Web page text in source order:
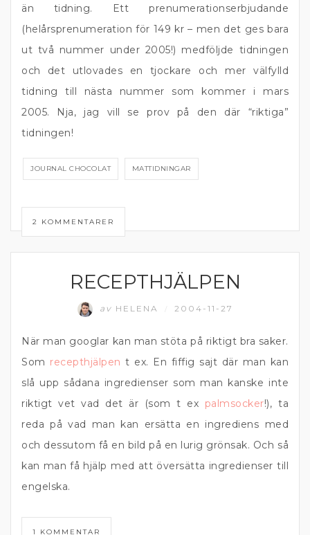
än tidning. Ett prenumerationserbjudande
(helårsprenumeration för 149 kr – men det ges bara
ut två nummer under 2005!) medföljde tidningen
och det utlovades en tjockare och mer välfylld
tidning till nästa nummer som kommer i mars
2005. Nja, jag vill se prov på den där “riktiga”
tidningen!
JOURNAL CHOCOLAT MATTIDNINGAR
2 KOMMENTARER
RECEPTHJÄLPEN
av HELENA 2004-11-27
När man googlar kan man stöta på riktigt bra saker.
Som recepthjälpen t ex. En fiffig sajt där man kan
slå upp sådana ingredienser som man kanske inte
riktigt vet vad det är (som t ex palmsocker!), ta
reda på vad man kan ersätta en ingrediens med
och dessutom få en bild på en lurig grönsak. Och så
kan man få hjälp med att översätta ingredienser till
engelska.
1 KOMMENTAR